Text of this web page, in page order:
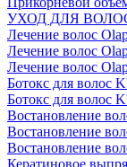
УХОД ДЛЯ
Лечение волос
Лечение волос
Лечение волос
Ботокс для волос
Ботокс для волос
Востановление
Востановление
Востановление
Кератиновое